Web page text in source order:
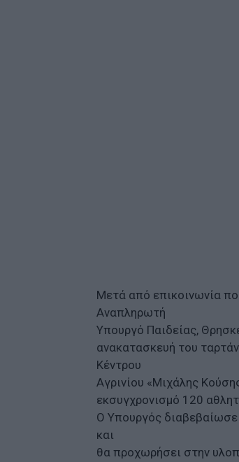
Μετά από επικοινωνία
Αναπληρωτή
Υπουργό Παιδείας,
ανακατασκευή του
Κέντρου
Αγρινίου «Μιχάλης
εκσυγχρονισμό 120
Ο Υπουργός
και
θα προχωρήσει στην